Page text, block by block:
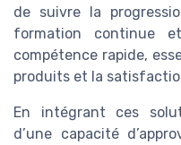
de suivre la
formation continue
compétence rapide,
produits et la
En intégrant ces
d’une capacité